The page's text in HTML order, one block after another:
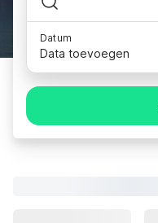
Datum
Data toevoegen